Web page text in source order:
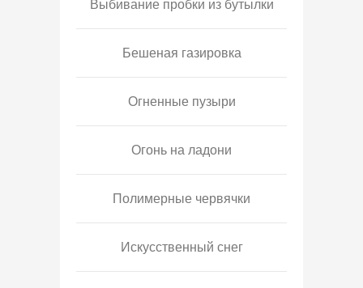
Выбивание пробки из бутылки
Бешеная газировка
Огненные пузыри
Огонь на ладони
Полимерные червячки
Искусственный снег